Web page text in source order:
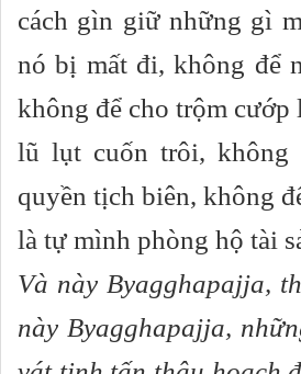
cách gìn giữ những gì
nó bị mất đi, không để
không để cho trộm cướp
lũ lụt cuốn trôi, không
quyền tịch biên, không
là tự mình phòng hộ tài
Và này Byagghapajja,
này Byagghapajja,